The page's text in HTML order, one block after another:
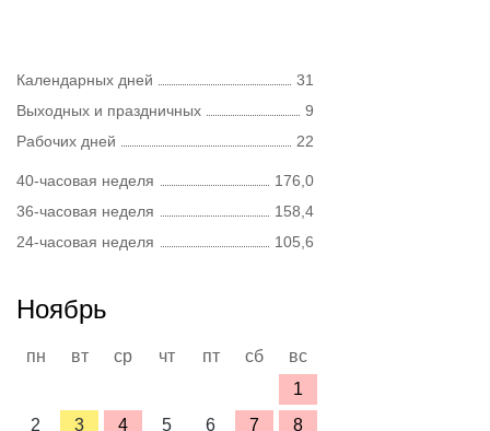
Календарных дней
31
Выходных и праздничных
9
Рабочих дней
22
40-часовая неделя
176,0
36-часовая неделя
158,4
24-часовая неделя
105,6
Ноябрь
пн вт ср чт пт сб
вс
1
2
3 4 5 6 7 8